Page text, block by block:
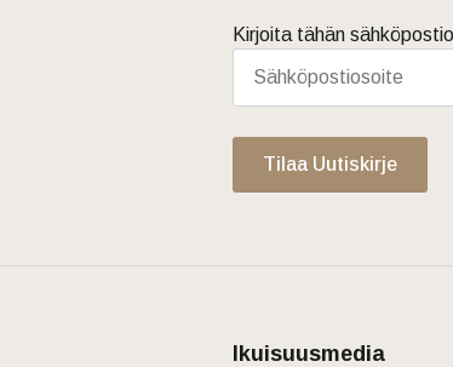
Kirjoita tähän
Tilaa Uutiskirje
Ikuisuusmedia